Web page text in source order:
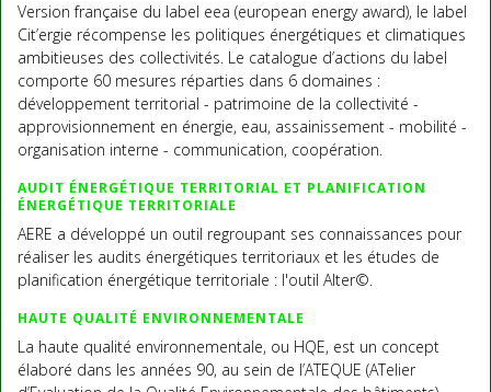
Version française du label eea (european energy award), le label
Cit’ergie récompense les politiques énergétiques et climatiques
ambitieuses des collectivités. Le catalogue d’actions du label
comporte 60 mesures réparties dans 6 domaines :
développement territorial - patrimoine de la collectivité -
approvisionnement en énergie, eau, assainissement - mobilité -
organisation interne - communication, coopération.
AUDIT ÉNERGÉTIQUE TERRITORIAL ET PLANIFICATION
ÉNERGÉTIQUE TERRITORIALE
AERE a développé un outil regroupant ses connaissances pour
réaliser les audits énergétiques territoriaux et les études de
planification énergétique territoriale : l'outil Alter©.
HAUTE QUALITÉ ENVIRONNEMENTALE
La haute qualité environnementale, ou HQE, est un concept
élaboré dans les années 90, au sein de l’ATEQUE (ATelier